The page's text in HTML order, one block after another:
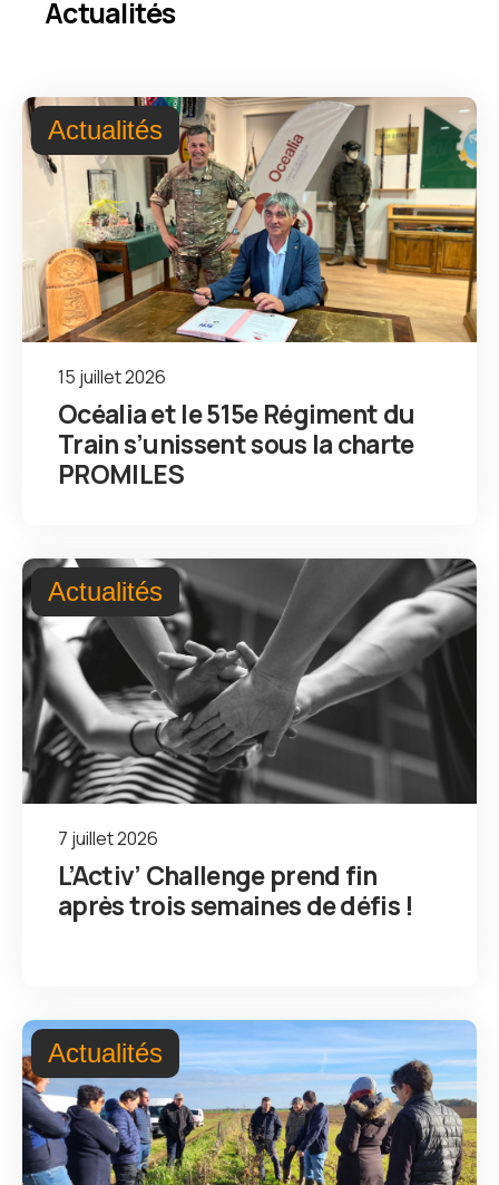
Actualités
Actualités
15 juillet 2026
Océalia et le 515e Régiment du
Train s’unissent sous la charte
PROMILES
Actualités
7 juillet 2026
L’Activ’ Challenge prend fin
après trois semaines de défis !
Actualités